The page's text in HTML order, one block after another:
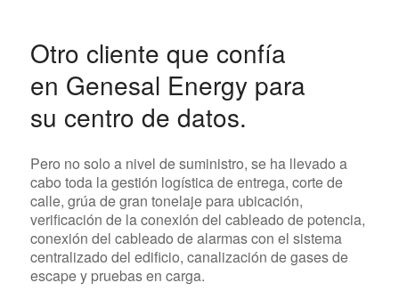
Otro cliente que confía
en Genesal Energy para
su centro de datos.
Pero no solo a nivel de suministro, se ha llevado a
cabo toda la gestión logística de entrega, corte de
calle, grúa de gran tonelaje para ubicación,
verificación de la conexión del cableado de potencia,
conexión del cableado de alarmas con el sistema
centralizado del edificio, canalización de gases de
escape y pruebas en carga.